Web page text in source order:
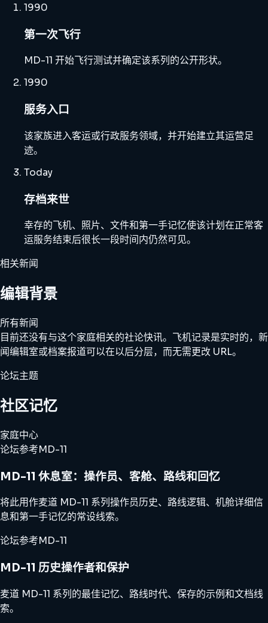
1990
第一次飞行
MD-11 开始飞行测试并确定该系列的公开形状。
1990
服务入口
该家族进入客运或行政服务领域，并开始建立其运营足
迹。
Today
存档来世
幸存的飞机、照片、文件和第一手记忆使该计划在正常客
运服务结束后很长一段时间内仍然可见。
相关新闻
编辑背景
所有新闻
目前还没有与这个家庭相关的社论快讯。飞机记录是实时的，新
闻编辑室或档案报道可以在以后分层，而无需更改 URL。
论坛主题
社区记忆
家庭中心
论坛参考MD-11
MD-11 休息室：操作员、客舱、路线和回忆
将此用作麦道 MD-11 系列操作员历史、路线逻辑、机舱详细信
息和第一手记忆的常设线索。
论坛参考MD-11
MD-11 历史操作者和保护
麦道 MD-11 系列的最佳记忆、路线时代、保存的示例和文档线
索。